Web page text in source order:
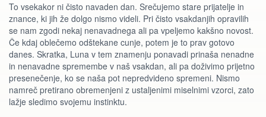
To vsekakor ni čisto navaden dan. Srečujemo stare prijatelje in
znance, ki jih že dolgo nismo videli. Pri čisto vsakdanjih opravilih
se nam zgodi nekaj nenavadnega ali pa vpeljemo kakšno novost.
Če kdaj oblečemo odštekane cunje, potem je to prav gotovo
danes. Skratka, Luna v tem znamenju ponavadi prinaša nenadne
in nenavadne spremembe v naš vsakdan, ali pa doživimo prijetno
presenečenje, ko se naša pot nepredvideno spremeni. Nismo
namreč pretirano obremenjeni z ustaljenimi miselnimi vzorci, zato
lažje sledimo svojemu instinktu.